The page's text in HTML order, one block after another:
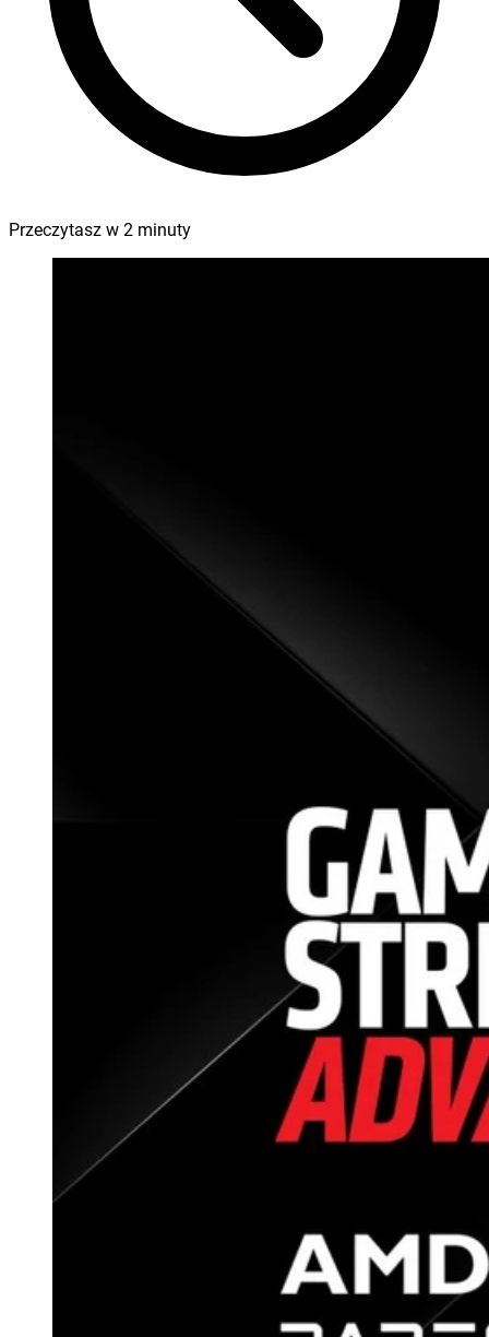
Przeczytasz w 2 minuty